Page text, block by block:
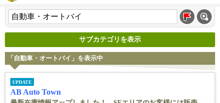
サブカテゴリを表示
「自動車・オートバイ」を表示中
UPDATE
AB Auto Town